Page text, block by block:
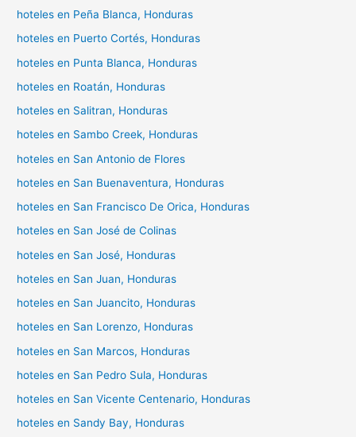
hoteles en Peña Blanca, Honduras
hoteles en Puerto Cortés, Honduras
hoteles en Punta Blanca, Honduras
hoteles en Roatán, Honduras
hoteles en Salitran, Honduras
hoteles en Sambo Creek, Honduras
hoteles en San Antonio de Flores
hoteles en San Buenaventura, Honduras
hoteles en San Francisco De Orica, Honduras
hoteles en San José de Colinas
hoteles en San José, Honduras
hoteles en San Juan, Honduras
hoteles en San Juancito, Honduras
hoteles en San Lorenzo, Honduras
hoteles en San Marcos, Honduras
hoteles en San Pedro Sula, Honduras
hoteles en San Vicente Centenario, Honduras
hoteles en Sandy Bay, Honduras